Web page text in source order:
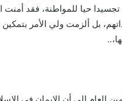
تجسيدا حيا للمواطنة، فقد
بل ألزمت ولي الأمر